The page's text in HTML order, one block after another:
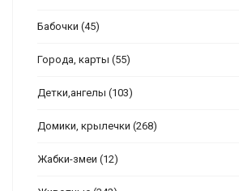
Бабочки (45)
Города, карты (55)
Детки,ангелы (103)
Домики, крылечки (268)
Жабки-змеи (12)